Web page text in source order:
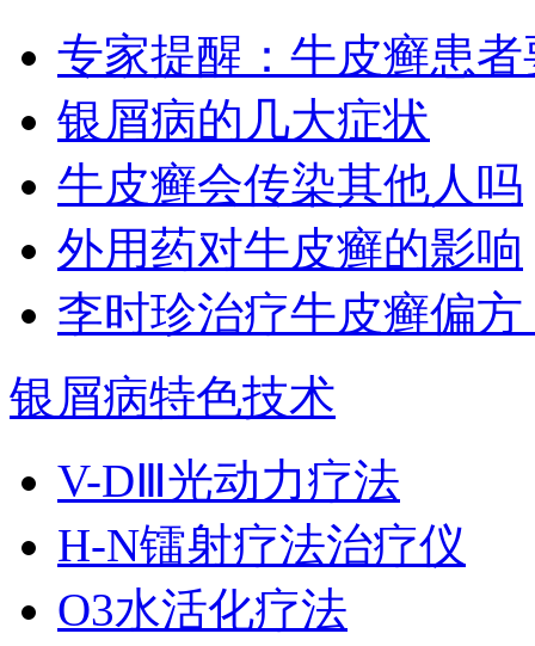
专家提醒：牛皮癣患
银屑病的几大症状
牛皮癣会传染其他人吗
外用药对牛皮癣的影响
李时珍治疗牛皮癣偏
银屑病特色技术
V-DⅢ光动力疗法
H-N镭射疗法治疗仪
O3水活化疗法